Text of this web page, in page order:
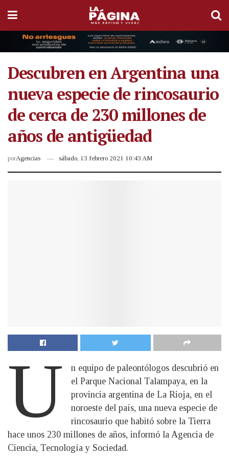
Descubren en Argentina una
nueva especie de rincosaurio
de cerca de 230 millones de
años de antigüedad
porAgencias sábado, 13 febrero 2021 10:43 AM
U
n equipo de paleontólogos descubrió en
el Parque Nacional Talampaya, en la
provincia argentina de La Rioja, en el
noroeste del país, una nueva especie de
rincosaurio que habitó sobre la Tierra
hace unos 230 millones de años, informó la Agencia de
Ciencia, Tecnología y Sociedad.